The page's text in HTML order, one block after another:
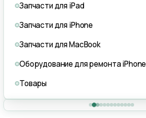
Запчасти для iPad
Запчасти для iPhone
Запчасти для MacBook
Оборудование для ремонта iPhone
Товары